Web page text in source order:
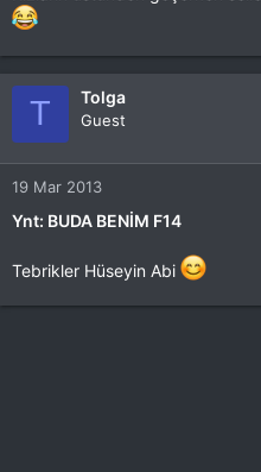
T Tolga
Guest
19 Mar 2013
Ynt: BUDA BENİM F14
Tebrikler Hüseyin Abi